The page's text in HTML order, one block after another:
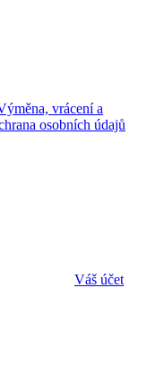
vrácení a
osobních údajů
Váš účet